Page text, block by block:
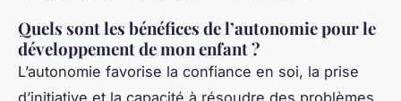
Quels sont les bénéfices de l’autonomie pour le
développement de mon enfant ?
L’autonomie favorise la confiance en soi, la prise
d’initiative et la capacité à résoudre des problèmes.